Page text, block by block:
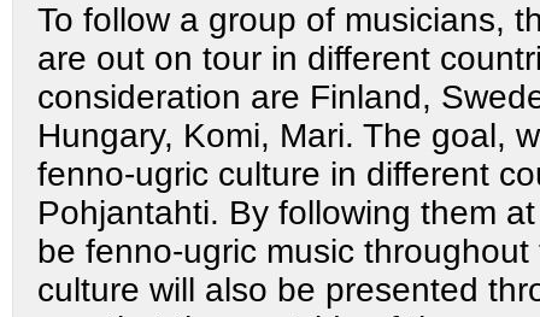
To follow a group of musicians,
are out on tour in different
consideration are Finland,
Hungary, Komi, Mari. The goal,
fenno-ugric culture in different
Pohjantahti. By following them
be fenno-ugric music
culture will also be presented